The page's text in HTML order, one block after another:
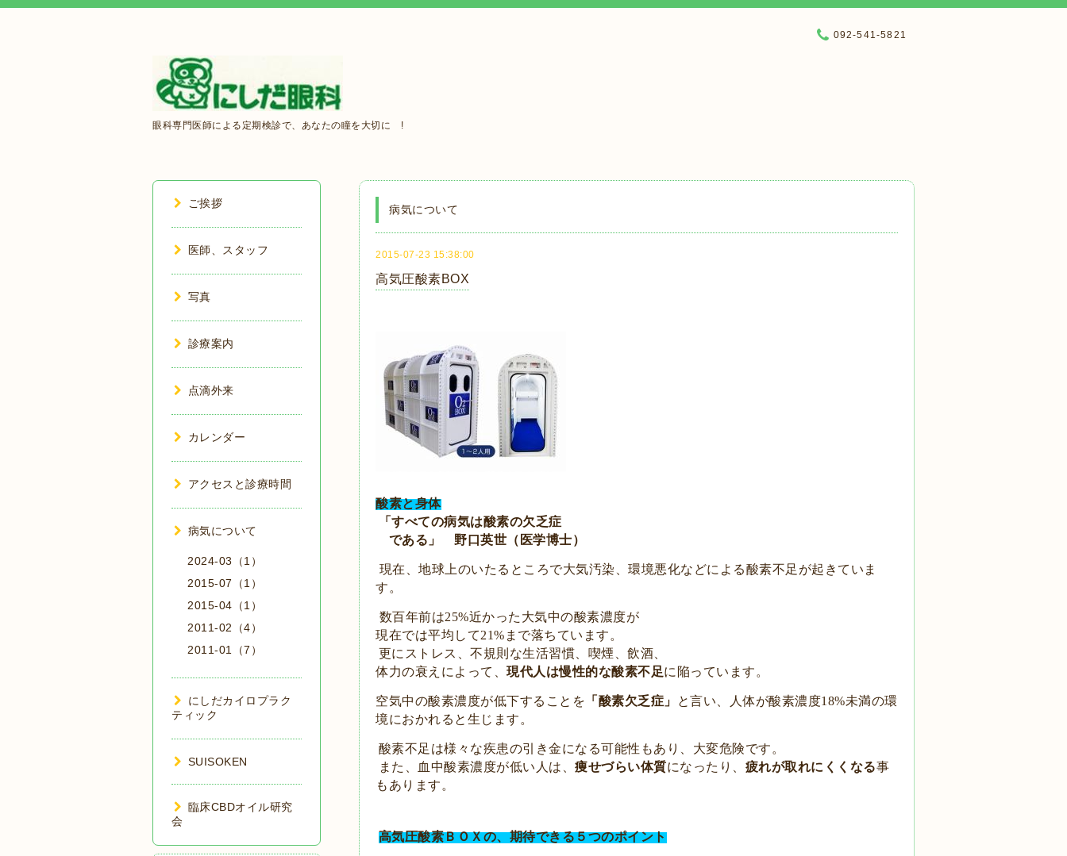
眼科専門医師による定期検診で、あなたの瞳を大切に !
092-541-5821
病気について
2015-07-23 15:38:00
高気圧酸素BOX
酸素と身体
「すべての病気は酸素の欠乏症
である」 野口英世（医学博士）
現在、地球上のいたるところで大気汚染、環境悪化などによる酸素不足が起きていま
す。
数百年前は25%近かった大気中の酸素濃度が
現在では平均して21% まで落ちています。
更にストレス、不規則な生活習慣、喫煙、飲酒、
体力の衰えによって、 現代人は慢性的な酸素不足に陥っています。
空気中の酸素濃度が低下することを 「酸素欠乏症」 と言い、人体が酸素濃度18%未満の環
境におかれると生じます。
酸素不足は様々な疾患の引き金になる可能性もあり、大変危険です。
また、血中酸素濃度が低い人は、 痩せづらい体質になったり、 疲れが取れにくくなる事
もあります。
高気圧酸素ＢＯＸの、期待できる５つのポイント
ご挨拶
医師、スタッフ
写真
診療案内
点滴外来
カレンダー
アクセスと診療時間
病気について
2024-03（1）
2015-07（1）
2015-04（1）
2011-02（4）
2011-01（7）
にしだカイロプラク
ティック
SUISOKEN
臨床CBDオイル研究
会